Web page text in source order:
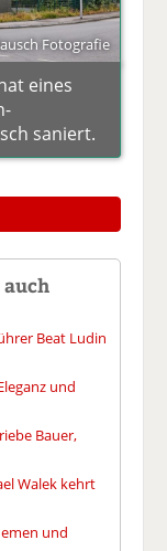
Fotografie
eines
saniert.
Beat Ludin
und
Bauer,
Walek kehrt
und